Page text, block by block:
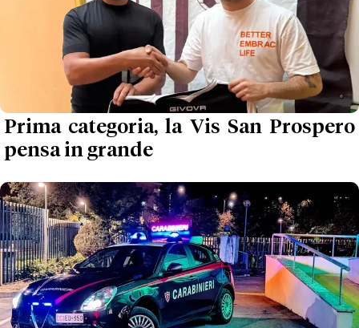
Prima categoria, la Vis San Prospero
pensa in grande